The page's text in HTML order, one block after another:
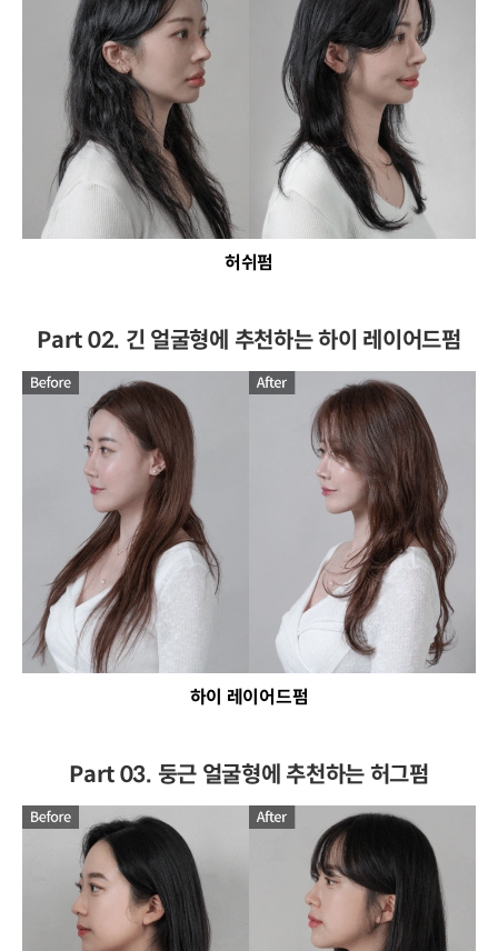
허쉬펌
Part 02. 긴 얼굴형에 추천하는 하이 레이어드펌
하이 레이어드펌
Part 03. 둥근 얼굴형에 추천하는 허그펌